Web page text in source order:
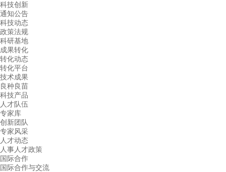
科技创新
通知公告
科技动态
政策法规
科研基地
成果转化
转化动态
转化平台
技术成果
良种良苗
科技产品
人才队伍
专家库
创新团队
专家风采
人才动态
人事人才政策
国际合作
国际合作与交流